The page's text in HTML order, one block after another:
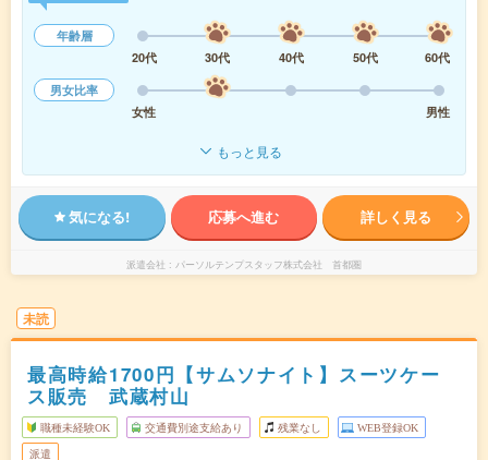
年齢層
20代
30代 40代 50代
60代
男女比率
女性
男性
もっと見る
気になる! 応募へ進む 詳しく見る
派遣会社 パーソルテンプスタッフ株式会社 首都圏
未読
最高時給1700円【サムソナイト】スーツケー
ス販売 武蔵村山
職種未経験OK 交通費別途支給あり 残業なし WEB登録OK
派遣